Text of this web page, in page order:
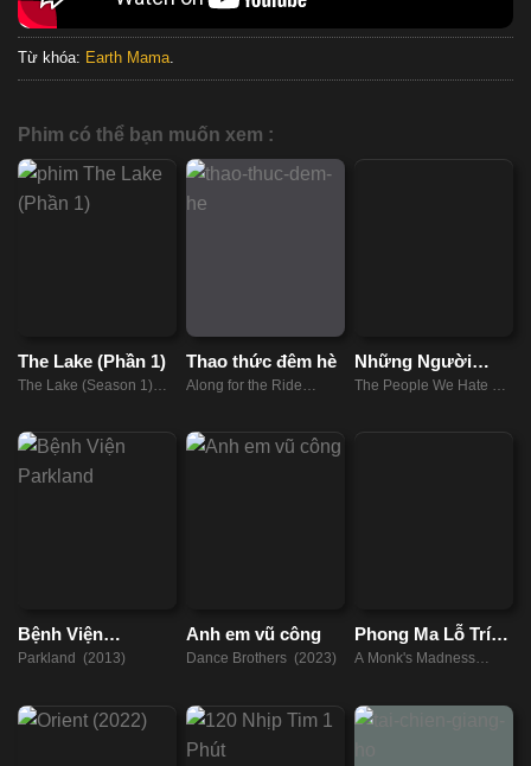
Từ khóa: Earth Mama
Phim có thể bạn muốn xem :
The Lake (Phần 1)
The Lake (Season 1)
Thao thức đêm hè
Along for the Ride
Những Người
Chúng Ta Ghét Ở
The People We Hate at
Bệnh Viện
Parkland
Parkland (2013)
Anh em vũ công
Dance Brothers (2023)
Phong Ma Lỗ Trí
Thâm
A Monk's Madness